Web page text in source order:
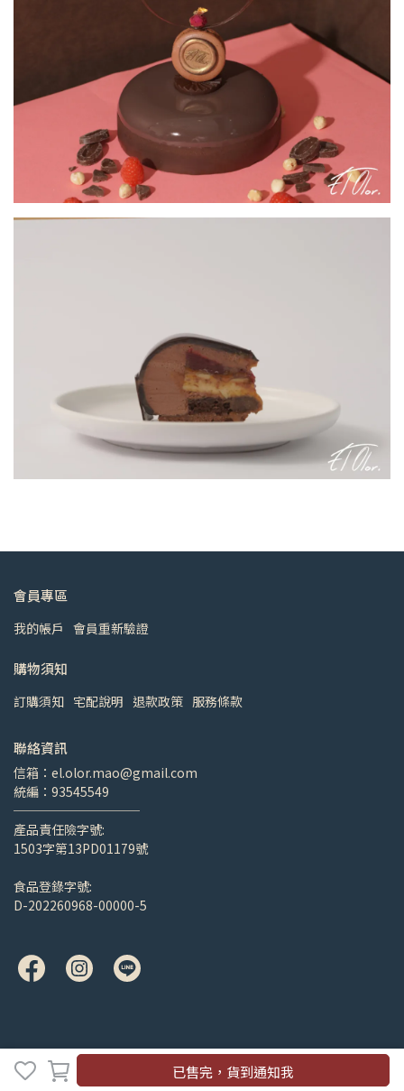
已售完，貨到通知我
會員專區
我的帳戶 會員重新驗證
購物須知
訂購須知 宅配說明 退款政策 服務條款
聯絡資訊
信箱：el.olor.mao@gmail.com
統編：93545549
──────────
產品責任險字號:
1503字第13PD01179號
食品登錄字號:
D-202260968-00000-5